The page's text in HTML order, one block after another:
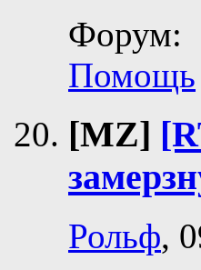
Форум:
Помощь
[MZ]
Рольф,